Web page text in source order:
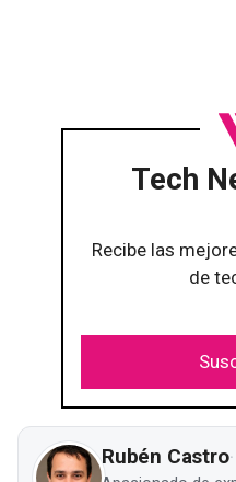
Tech
Recibe las
de
Rubén Castro